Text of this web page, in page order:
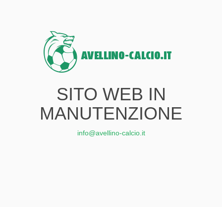
SITO WEB IN
MANUTENZIONE
info@avellino-calcio.it